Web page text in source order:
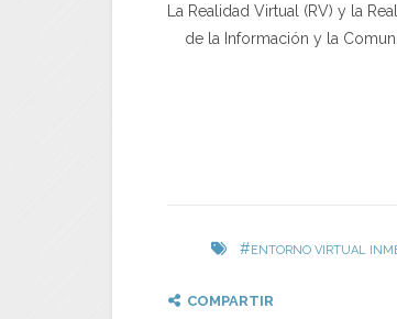
La Realidad Virtual (RV) y la
de la Información y la
#ENTORNO VIRTUAL
COMPARTIR